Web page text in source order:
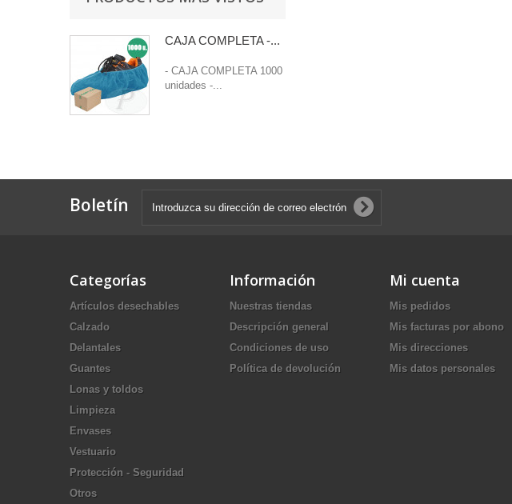
CAJA COMPLETA -...
- CAJA COMPLETA 1000
unidades -...
Boletín
Categorías
Artículos desechables
Calzado
Delantales
Guantes
Lonas y toldos
Limpieza
Envases
Vestuario
Protección - Seguridad
Otros
Información
Nuestras tiendas
Descripción general
Condiciones de uso
Política de devolución
Mi cuenta
Mis pedidos
Mis facturas por abono
Mis direcciones
Mis datos personales